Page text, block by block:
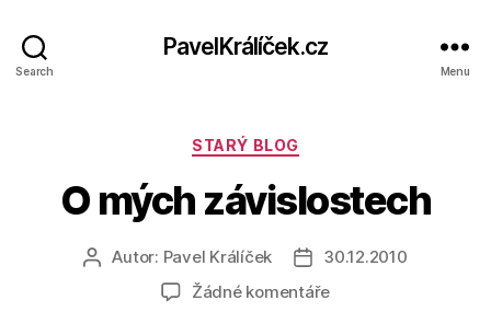
Search
PavelKrálíček.cz
Menu
Rubriky
STARÝ BLOG
O mých závislostech
Autor
příspěvku
Autor: Pavel Králíček
Datum
příspěvku
30.12.2010
Žádné komentářeu